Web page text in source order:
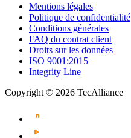
Mentions légales
Politique de confidentialité
Conditions générales
FAQ du contrat client
Droits sur les données
ISO 9001:2015
Integrity Line
Copyright © 2026 TecAlliance